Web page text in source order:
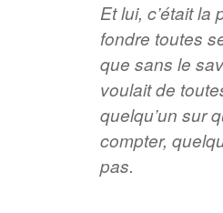
Et lui, c’était la
fondre toutes
que sans le
voulait de
quelqu’un sur
compter,
pas.